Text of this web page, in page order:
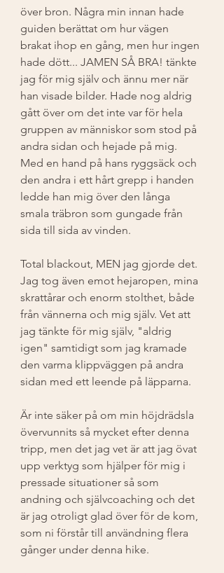
över bron. Några min innan hade
guiden berättat om hur vägen
brakat ihop en gång, men hur ingen
hade dött... JAMEN SÅ BRA! tänkte
jag för mig själv och ännu mer när
han visade bilder. Hade nog aldrig
gått över om det inte var för hela
gruppen av människor som stod på
andra sidan och hejade på mig.
Med en hand på hans ryggsäck och
den andra i ett hårt grepp i handen
ledde han mig över den långa
smala träbron som gungade från
sida till sida av vinden.
Total blackout, MEN jag gjorde det.
Jag tog även emot hejaropen, mina
skrattårar och enorm stolthet, både
från vännerna och mig själv. Vet att
jag tänkte för mig själv, "aldrig
igen" samtidigt som jag kramade
den varma klippväggen på andra
sidan med ett leende på läpparna.
Är inte säker på om min höjdrädsla
övervunnits så mycket efter denna
tripp, men det jag vet är att jag övat
upp verktyg som hjälper för mig i
pressade situationer så som
andning och självcoaching och det
är jag otroligt glad över för de kom,
som ni förstår till användning flera
gånger under denna hike.